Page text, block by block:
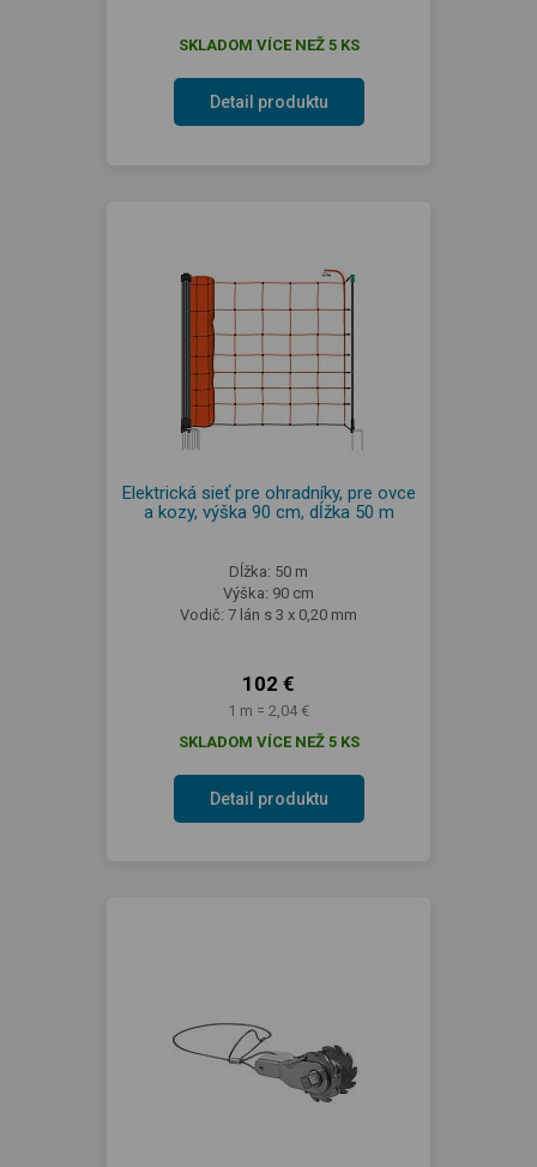
SKLADOM VÍCE NEŽ 5 KS
Detail produktu
Elektrická sieť pre ohradníky, pre ovce
a kozy, výška 90 cm, dĺžka 50 m
Dĺžka: 50 m
Výška: 90 cm
Vodič: 7 lán s 3 x 0,20 mm
102 €
1 m = 2,04 €
SKLADOM VÍCE NEŽ 5 KS
Detail produktu